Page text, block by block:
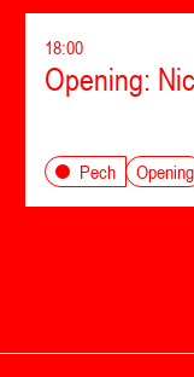
18:00
Opening:
Pech Opening